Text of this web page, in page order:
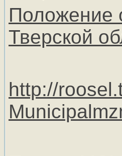
Положение
Тверской
http://